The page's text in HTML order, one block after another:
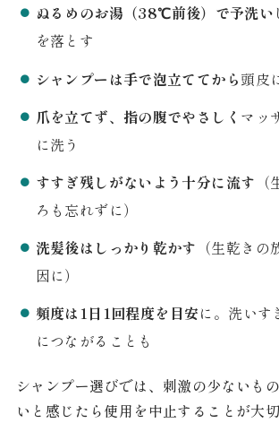
ぬるめのお湯（38℃前後）で予洗い
を落とす
シャンプーは手で泡立ててから頭皮
爪を立てず、指の腹でやさしく マッ
に洗う
すすぎ残しがないよう十分に流す
ろも忘れずに）
洗髪後はしっかり乾かす （生乾き
因に）
頻度は1日1回程度を目安に。洗いす
につながることも
シャンプー選びでは、刺激の少ないも
いと感じたら使用を中止することが大